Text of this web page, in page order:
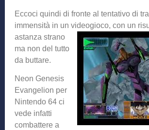
Eccoci quindi di fronte al tentativo di
immensità in un videogioco, con un
astanza strano
ma non del tutto
da buttare.
Neon Genesis
Evangelion per
Nintendo 64 ci
vede infatti
combattere a